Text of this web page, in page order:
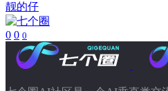
靓的仔
0 0 0